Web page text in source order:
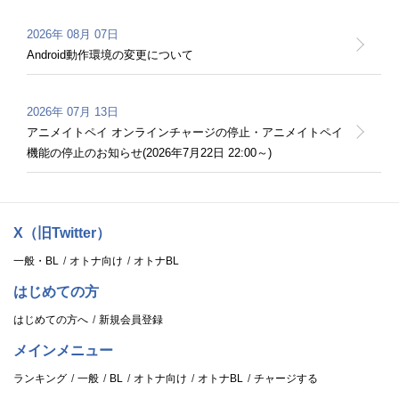
2026年 08月 07日
Android動作環境の変更について
2026年 07月 13日
アニメイトペイ オンラインチャージの停止・アニメイトペイ
機能の停止のお知らせ(2026年7月22日 22:00～)
「#星に願いを 七夕クーポンプレゼントキャンペーン」告知バ
メンテナンスによるサービス一時停止のお知らせ(6月22日
AM5:00～AM8:00)
X（旧Twitter）
一般・BL オトナ向け オトナBL
はじめての方
はじめての方へ 新規会員登録
メインメニュー
ランキング 一般 BL オトナ向け オトナBL チャージする